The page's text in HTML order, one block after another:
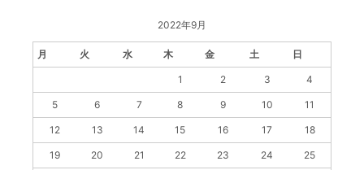
2022年9月
月 火 水 木 金 土 日
1 2 3 4
5 6 7 8 9 10 11
12 13 14 15 16 17 18
19 20 21 22 23 24 25